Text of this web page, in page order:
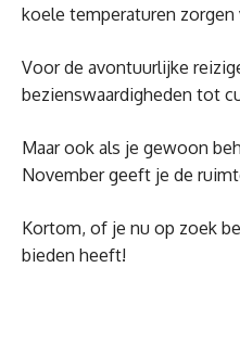
koele temperaturen
Voor de avontuurlijke
bezienswaardigheden tot
Maar ook als je gewoon
November geeft je de
Kortom, of je nu op zoek
bieden heeft!